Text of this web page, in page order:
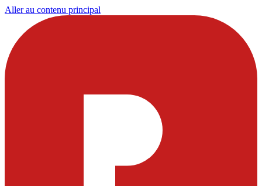
Aller au contenu principal